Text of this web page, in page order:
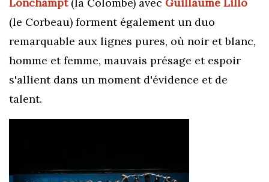
(le Corbeau) forment également un duo
remarquable aux lignes pures, où noir et blanc,
homme et femme, mauvais présage et espoir
s'allient dans un moment d'évidence et de
talent.